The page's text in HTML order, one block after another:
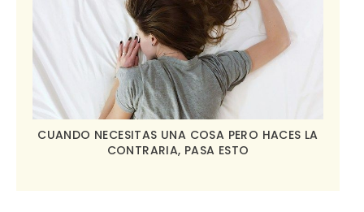
CUANDO NECESITAS UNA COSA PERO HACES LA
CONTRARIA, PASA ESTO